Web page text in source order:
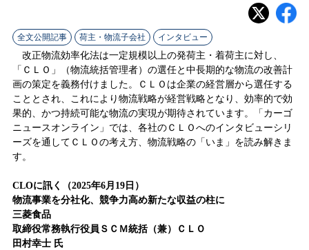
イ
ン
全文公開記事 荷主・物流子会社 インタビュー
改正物流効率化法は一定規模以上の発荷主・着荷主に対し、
「ＣＬＯ」（物流統括管理者）の選任と中長期的な物流の改善計
画の策定を義務付けました。ＣＬＯは企業の経営層から選任する
こととされ、これにより物流戦略が経営戦略となり、効率的で効
果的、かつ持続可能な物流の実現が期待されています。「カーゴ
ニュースオンライン」では、各社のＣＬＯへのインタビューシリ
ーズを通してＣＬＯの考え方、物流戦略の「いま」を読み解きま
す。
CLOに訊く（2025年6月19日）
物流事業を分社化、競争力高め新たな収益の柱に
三菱食品
取締役常務執行役員ＳＣＭ統括（兼）ＣＬＯ
田村幸士 氏